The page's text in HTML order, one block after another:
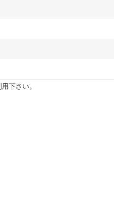
下さい。